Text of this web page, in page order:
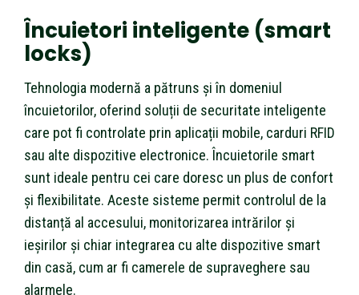
Încuietori inteligente (smart
locks)
Tehnologia modernă a pătruns și în domeniul
încuietorilor, oferind soluții de securitate inteligente
care pot fi controlate prin aplicații mobile, carduri RFID
sau alte dispozitive electronice. Încuietorile smart
sunt ideale pentru cei care doresc un plus de confort
și flexibilitate. Aceste sisteme permit controlul de la
distanță al accesului, monitorizarea intrărilor și
ieșirilor și chiar integrarea cu alte dispozitive smart
din casă, cum ar fi camerele de supraveghere sau
alarmele.